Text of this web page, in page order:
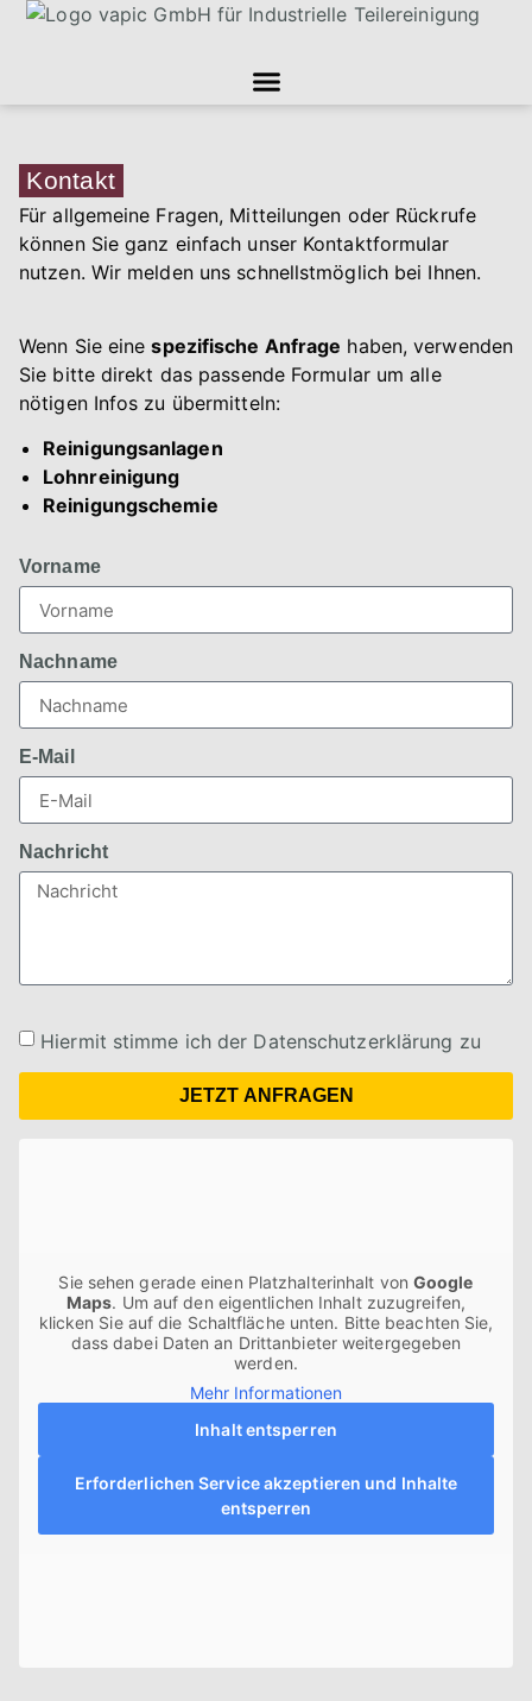
Kontakt
Für allgemeine Fragen, Mitteilungen oder Rückrufe
können Sie ganz einfach unser Kontaktformular
nutzen. Wir melden uns schnellstmöglich bei Ihnen.
Wenn Sie einespezifische Anfrage haben, verwenden
Sie bitte direkt das passende Formular um alle
nötigen Infos zu übermitteln:
Reinigungsanlagen
Lohnreinigung
Reinigungschemie
Vorname
Nachname
E-Mail
Nachricht
Hiermit stimme ich der Datenschutzerklärung zu
JETZT ANFRAGEN
Sie sehen gerade einen Platzhalterinhalt von Google
Maps. Um auf den eigentlichen Inhalt zuzugreifen,
klicken Sie auf die Schaltfläche unten. Bitte beachten Sie,
dass dabei Daten an Drittanbieter weitergegeben
werden.
Mehr Informationen
Inhalt entsperren
Erforderlichen Service akzeptieren und Inhalte
entsperren